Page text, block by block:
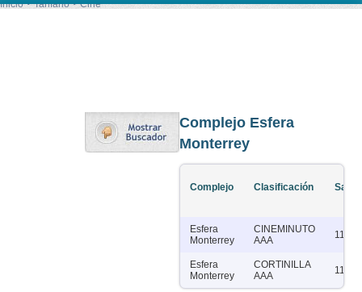
Inicio Tarifario Cine
Complejo Esfera
Monterrey
Complejo Clasificación Salas
Esfera
Monterrey
CINEMINUTO
AAA
11
Esfera
Monterrey
CORTINILLA
AAA
11